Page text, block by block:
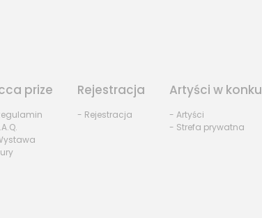
prize Rejestracja
- Rejestracja
Artyści w
- Artyści
- Strefa prywatna